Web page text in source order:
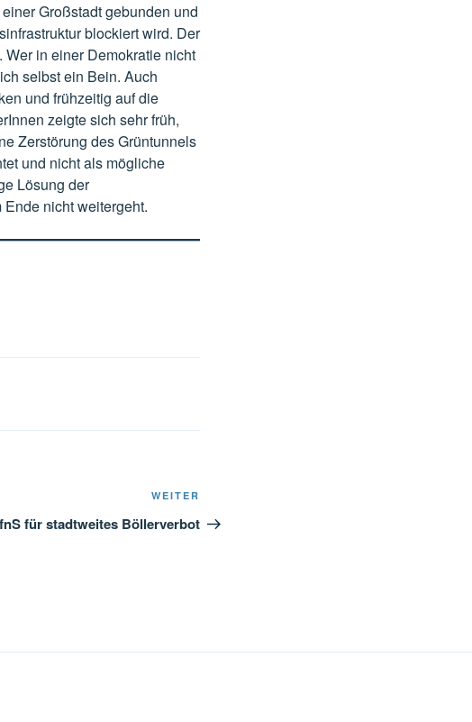
Großstadt gebunden und
blockiert wird. Der
in einer Demokratie nicht
selbst ein Bein. Auch
und frühzeitig auf die
zeigte sich sehr früh,
Zerstörung des Grüntunnels
und nicht als mögliche
Lösung der
nicht weitergeht.
Beitrag
WEITER
für stadtweites Böllerverbot